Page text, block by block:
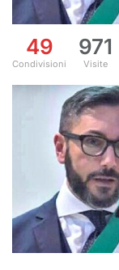
49
Condivisioni
971
Visite